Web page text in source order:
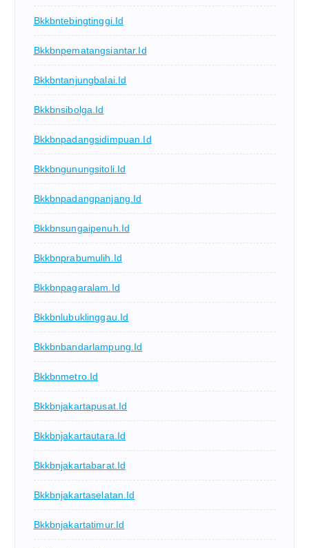
Bkkbntebingtinggi.id
Bkkbnpematangsiantar.id
Bkkbntanjungbalai.id
Bkkbnsibolga.id
Bkkbnpadangsidimpuan.id
Bkkbngunungsitoli.id
Bkkbnpadangpanjang.id
Bkkbnsungaipenuh.id
Bkkbnprabumulih.id
Bkkbnpagaralam.id
Bkkbnlubuklinggau.id
Bkkbnbandarlampung.id
Bkkbnmetro.id
Bkkbnjakartapusat.id
Bkkbnjakartautara.id
Bkkbnjakartabarat.id
Bkkbnjakartaselatan.id
Bkkbnjakartatimur.id